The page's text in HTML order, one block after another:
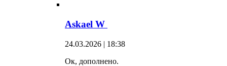
Askael W
24.03.2026 | 18:38
Ок, дополнено.